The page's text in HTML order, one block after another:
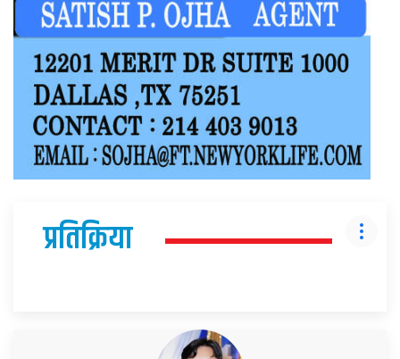
प्रतिक्रिया